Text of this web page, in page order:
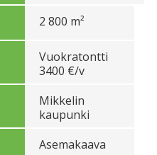
2 800 m²
Vuokratontti
3400 €/v
Mikkelin
kaupunki
Asemakaava